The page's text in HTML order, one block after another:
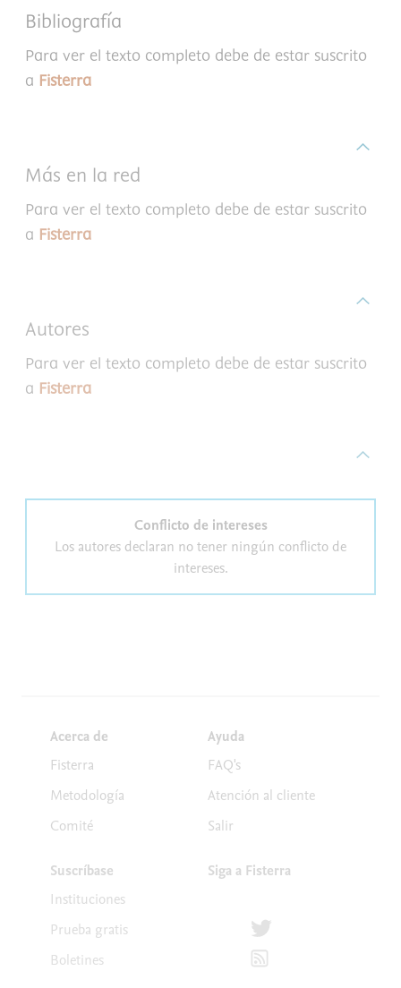
Bibliografía
Para ver el texto completo debe de estar suscrito
a Fisterra
Más en la red
Para ver el texto completo debe de estar suscrito
a Fisterra
Autores
Para ver el texto completo debe de estar suscrito
a Fisterra
Conflicto de intereses
Los autores declaran no tener ningún conflicto de
intereses.
Acerca de
Fisterra
Metodología
Comité
Suscríbase
Instituciones
Prueba gratis
Boletines
Ayuda
FAQ's
Atención al cliente
Salir
Siga a Fisterra
Síguenos en Twitter
Suscríbete para recibir